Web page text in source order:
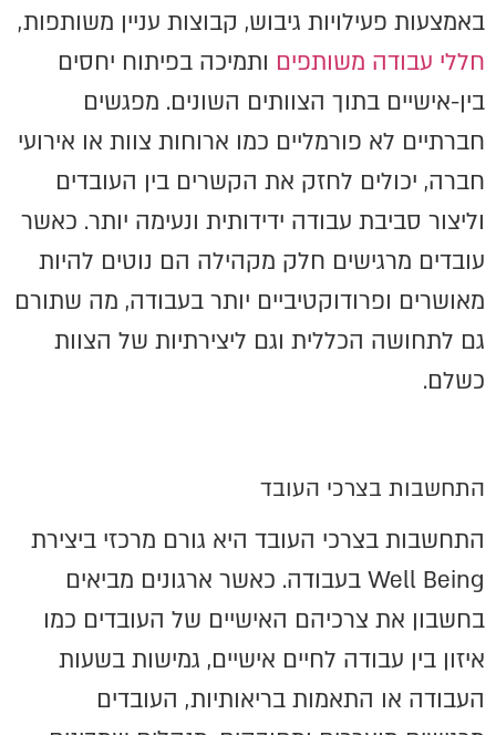
באמצעות פעילויות גיבוש, קבוצות עניין משותפות,
חללי עבודה משותפים ותמיכה בפיתוח יחסים
בין-אישיים בתוך הצוותים השונים. מפגשים
חברתיים לא פורמליים כמו ארוחות צוות או אירועי
חברה, יכולים לחזק את הקשרים בין העובדים
וליצור סביבת עבודה ידידותית ונעימה יותר. כאשר
עובדים מרגישים חלק מקהילה הם נוטים להיות
מאושרים ופרודוקטיביים יותר בעבודה, מה שתורם
גם לתחושה הכללית וגם ליצירתיות של הצוות
כשלם.
התחשבות בצרכי העובד
התחשבות בצרכי העובד היא גורם מרכזי ביצירת
Well Being בעבודה. כאשר ארגונים מביאים
בחשבון את צרכיהם האישיים של העובדים כמו
איזון בין עבודה לחיים אישיים, גמישות בשעות
העבודה או התאמות בריאותיות, העובדים